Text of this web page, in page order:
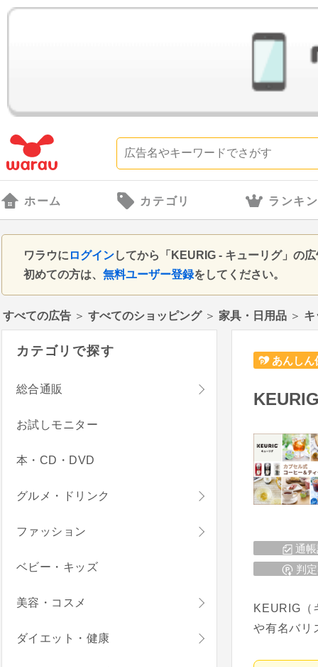
ホーム カテゴリ ランキ
ワラウに ログインしてから「KEURIG - キューリグ」の
初めての方は、 無料ユーザー登録をしてください。
すべての広告 ＞ すべてのショッピング＞ 家具・日用品 ＞ キ
あんしん
通
判
KEURIG（
や有名バリ
カテゴリで探す
総合通販
お試しモニター
本・CD・DVD
グルメ・ドリンク
ファッション
ベビー・キッズ
美容・コスメ
ダイエット・健康